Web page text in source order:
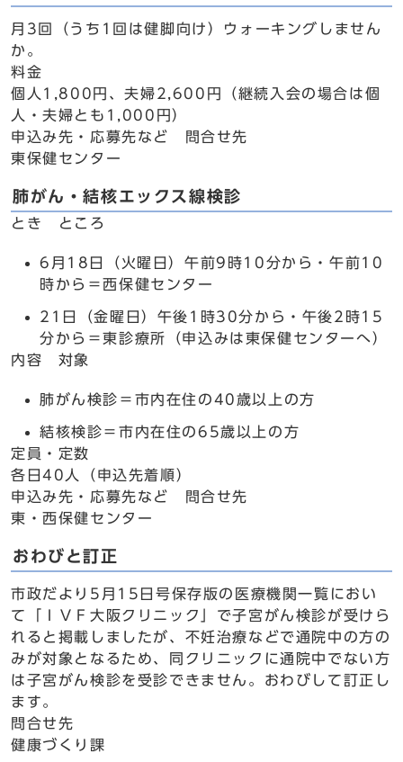
月3回（うち1回は健脚向け）ウォーキングしません
か。
料金
個人1,800円、夫婦2,600円（継続入会の場合は個
人・夫婦とも1,000円）
申込み先・応募先など 問合せ先
東保健センター
肺がん・結核エックス線検診
とき ところ
6月18日（火曜日）午前9時10分から・午前10
時から＝西保健センター
21日（金曜日）午後1時30分から・午後2時15
分から＝東診療所（申込みは東保健センターへ）
内容 対象
肺がん検診＝市内在住の40歳以上の方
結核検診＝市内在住の65歳以上の方
定員・定数
各日40人（申込先着順）
申込み先・応募先など 問合せ先
東・西保健センター
おわびと訂正
市政だより5月15日号保存版の医療機関一覧におい
て「ＩＶＦ大阪クリニック」で子宮がん検診が受けら
れると掲載しましたが、不妊治療などで通院中の方の
みが対象となるため、同クリニックに通院中でない方
は子宮がん検診を受診できません。おわびして訂正し
ます。
問合せ先
健康づくり課